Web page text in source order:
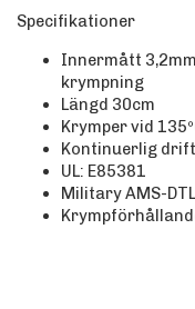
Specifikationer
Innermått
krympning
Längd 30cm
Krymper vid
Kontinuerlig
UL: E85381
Military AMS-